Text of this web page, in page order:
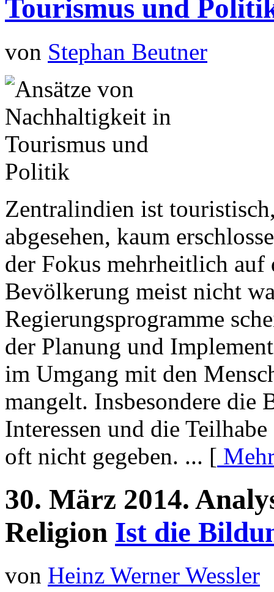
Tourismus und
von Stephan Beutner
Zentralindien ist
abgesehen, kaum
der Fokus mehrheitlich
Bevölkerung meist nicht
Regierungsprogramme
der Planung und
im Umgang mit den
mangelt. Insbesondere die
Interessen und die
oft nicht gegeben. ... [
30. März 2014.
Religion Ist die
von Heinz Werner Wessler